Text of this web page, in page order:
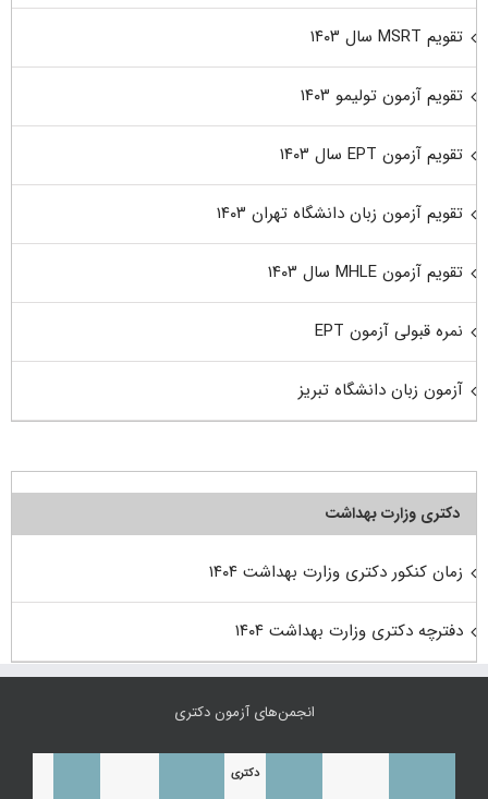
تقویم MSRT سال ۱۴۰۳
تقویم آزمون تولیمو ۱۴۰۳
تقویم آزمون EPT سال ۱۴۰۳
تقویم آزمون زبان دانشگاه تهران ۱۴۰۳
تقویم آزمون MHLE سال ۱۴۰۳
نمره قبولی آزمون EPT
آزمون زبان دانشگاه تبریز
دکتری وزارت بهداشت
زمان کنکور دکتری وزارت بهداشت ۱۴۰۴
دفترچه دکتری وزارت بهداشت ۱۴۰۴
انجمن‌های آزمون دکتری
دکتری